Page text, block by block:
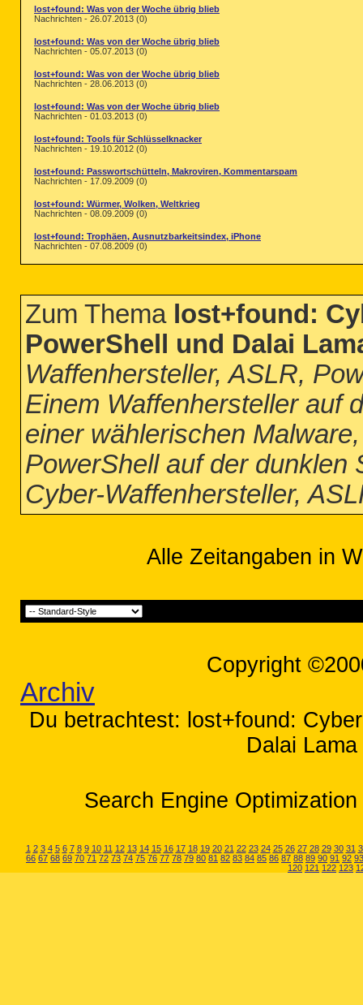
lost+found: Was von der Woche übrig blieb
Nachrichten - 26.07.2013 (0)
lost+found: Was von der Woche übrig blieb
Nachrichten - 05.07.2013 (0)
lost+found: Was von der Woche übrig blieb
Nachrichten - 28.06.2013 (0)
lost+found: Was von der Woche übrig blieb
Nachrichten - 01.03.2013 (0)
lost+found: Tools für Schlüsselknacker
Nachrichten - 19.10.2012 (0)
lost+found: Passwortschütteln, Makroviren, Kommentarspam
Nachrichten - 17.09.2009 (0)
lost+found: Würmer, Wolken, Weltkrieg
Nachrichten - 08.09.2009 (0)
lost+found: Trophäen, Ausnutzbarkeitsindex, iPhone
Nachrichten - 07.08.2009 (0)
Zum Thema lost+found:
PowerShell und Dalai
Waffenhersteller, ASLR,
Einem Waffenhersteller auf
einer wählerischen
PowerShell auf der dunklen
Cyber-Waffenhersteller,
Alle Zeitangaben in
Copyright
Archiv
Du betrachtest: lost+found:
Dalai
Search Engine
1 2 3 4 5 6 7 8 9 10 11 12 13 14 15 16 17 18 19 20 21 22 23 24 25 26 27 28 29 30 31
66 67 68 69 70 71 72 73 74 75 76 77 78 79 80 81 82 83 84 85 86 87 88 89 90 91 92 93
120 121 122 123